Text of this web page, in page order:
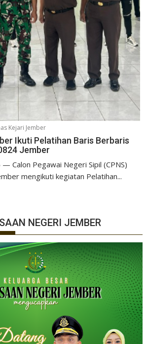
Kejari Jember
Ikuti Pelatihan Baris Berbaris
Jember
— Calon Pegawai Negeri Sipil (CPNS)
mengikuti kegiatan Pelatihan...
NEGERI JEMBER